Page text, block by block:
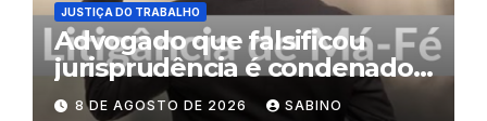
JUSTIÇA DO TRABALHO
Advogado que falsificou
jurisprudência é condenado
por litigância de má-fé
8 DE AGOSTO DE 2026 SABINO